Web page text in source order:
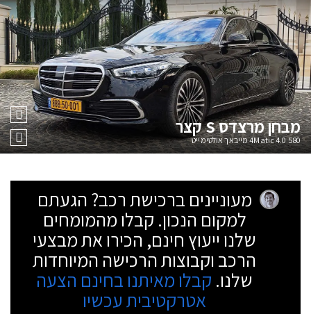
מבחןמרצדס S קצר
580 4Matic 4.0 מייבאך אולטימייט
מעוניינים ברכישת רכב? הגעתם
למקום הנכון. קבלו מהמומחים
שלנו ייעוץ חינם, הכירו את מבצעי
הרכב וקבוצות הרכישה המיוחדות
שלנו. קבלו מאיתנו בחינם הצעה
אטרקטיבית עכשיו